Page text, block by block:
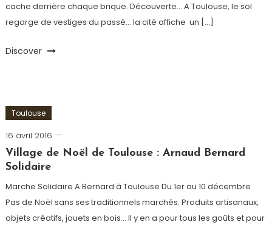
cache derrière chaque brique. Découverte… A Toulouse, le sol
regorge de vestiges du passé… la cité affiche un […]
Discover
Toulouse
16 avril 2016
admin
Village de Noël de Toulouse : Arnaud Bernard
Solidaire
Marche Solidaire A Bernard à Toulouse Du 1er au 10 décembre
Pas de Noël sans ses traditionnels marchés. Produits artisanaux,
objets créatifs, jouets en bois… Il y en a pour tous les goûts et pour